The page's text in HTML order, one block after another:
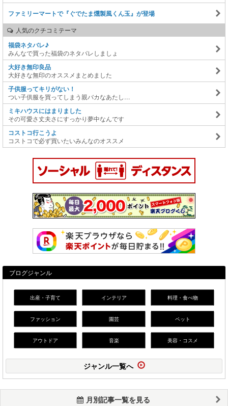
ファミリーマートで『ぐでたま燻製風くん玉』が登場
人気のクチコミテーマ
福袋ネタバレ♪
みんなで買った福袋のネタバレしましょ
大好き無印良品
大好きな無印のオススメまとめました
子供服ってキリがない！
つい子供服を買ってしまう親バカなあたし…
ミキハウスにはまりました
その可愛さ丈夫さにすっかり夢中なんです
コストコ行こうよ
コストコで必ず買いたいみんなのオススメ
ブログジャンル
出産・子育て インテリア 料理・食べ物
ファッション 園芸 ペット
アウトドア 音楽 美容・コスメ
ジャンル一覧へ
月別記事一覧を見る